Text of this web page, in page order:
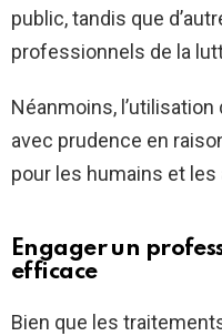
public, tandis que
professionnels de la
Néanmoins,
avec prudence en
pour les humains et
Engager un
efficace
Bien que les